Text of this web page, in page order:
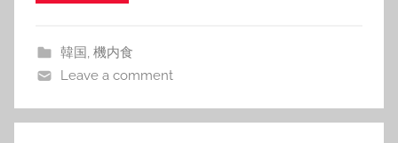
韓国 機内食
Leave a comment